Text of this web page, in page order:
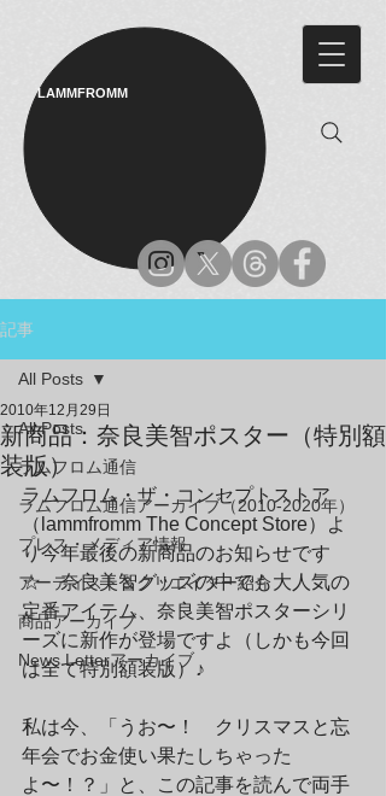
LAMMFROMM​
記事
All Posts
ラムフロム通信
ラムフロム通信アーカイブ（2010-2020年）
プレス・メディア情報
アーティスト＆クリエイター紹介
商品アーカイブ
News Letterアーカイブ
All Posts
新商品：奈良美智ポスター（特別額
装版）
2010年12月29日
ラムフロム・ザ・コンセプトストア
（lammfromm The Concept Store）よ
り今年最後の新商品のお知らせです
☆　奈良美智グッズの中でも大人気の
定番アイテム、奈良美智ポスターシリ
ーズに新作が登場ですよ（しかも今回
は全て特別額装版）♪
私は今、「うお〜！　クリスマスと忘
年会でお金使い果たしちゃった
よ〜！？」と、この記事を読んで両手